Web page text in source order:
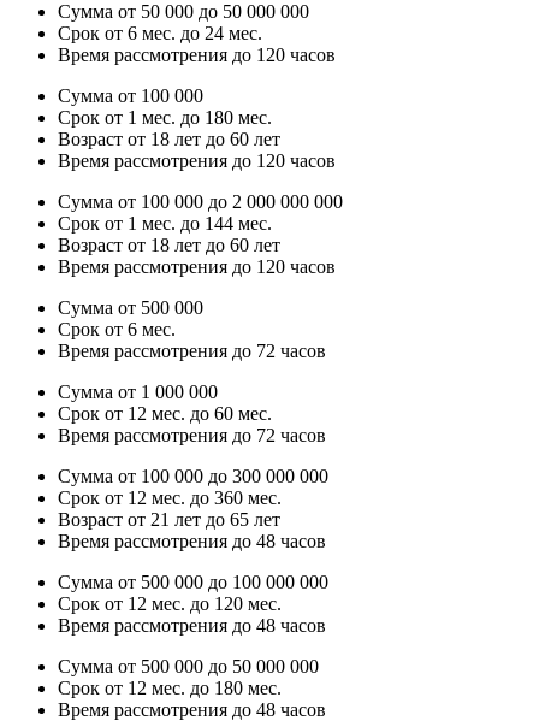
Сумма от 50 000 до 50 000 000
Срок от 6 мес. до 24 мес.
Время рассмотрения до 120 часов
Сумма от 100 000
Срок от 1 мес. до 180 мес.
Возраст от 18 лет до 60 лет
Время рассмотрения до 120 часов
Сумма от 100 000 до 2 000 000 000
Срок от 1 мес. до 144 мес.
Возраст от 18 лет до 60 лет
Время рассмотрения до 120 часов
Сумма от 500 000
Срок от 6 мес.
Время рассмотрения до 72 часов
Сумма от 1 000 000
Срок от 12 мес. до 60 мес.
Время рассмотрения до 72 часов
Сумма от 100 000 до 300 000 000
Срок от 12 мес. до 360 мес.
Возраст от 21 лет до 65 лет
Время рассмотрения до 48 часов
Сумма от 500 000 до 100 000 000
Срок от 12 мес. до 120 мес.
Время рассмотрения до 48 часов
Сумма от 500 000 до 50 000 000
Срок от 12 мес. до 180 мес.
Время рассмотрения до 48 часов